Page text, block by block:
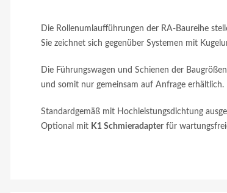
Die Rollenumlaufführungen der RA-Baureihe
Sie zeichnet sich gegenüber Systemen mit
Die Führungswagen und Schienen der
und somit nur gemeinsam auf Anfrage erhältlich.
Standardgemäß mit Hochleistungsdichtung
Optional mit K1 Schmieradapter für